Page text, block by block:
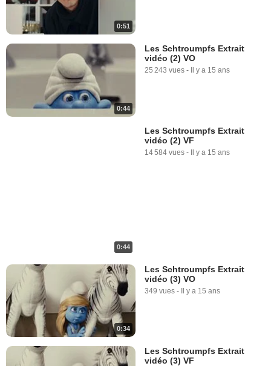
0:51
0:44
Les Schtroumpfs Extrait
vidéo (2) VO
25 243 vues - Il y a 15 ans
0:44
Les Schtroumpfs Extrait
vidéo (2) VF
14 584 vues - Il y a 15 ans
0:34
Les Schtroumpfs Extrait
vidéo (3) VO
349 vues - Il y a 15 ans
Les Schtroumpfs Extrait
vidéo (3) VF